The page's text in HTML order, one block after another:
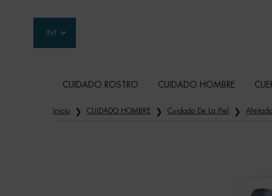
INT
CUIDADO ROSTRO CUIDADO HOMBRE
Contenido principal
Inicio CUIDADO HOMBRE Cuidado De La Piel Afeitado